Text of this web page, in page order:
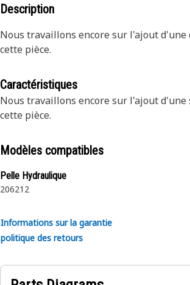
Description
Nous travaillons encore sur l'ajout
cette pièce.
Caractéristiques
Nous travaillons encore sur l'ajout
cette pièce.
Modèles compatibles
Pelle Hydraulique
206212
Informations sur la garantie
politique des retours